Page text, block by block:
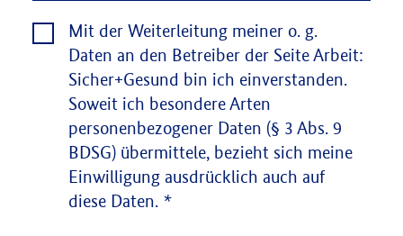
Mit der Weiterleitung meiner o. g.
Daten an den Betreiber der Seite Arbeit:
Sicher+Gesund bin ich einverstanden.
Soweit ich besondere Arten
personenbezogener Daten (§ 3 Abs. 9
BDSG) übermittele, bezieht sich meine
Einwilligung ausdrücklich auch auf
diese Daten. *